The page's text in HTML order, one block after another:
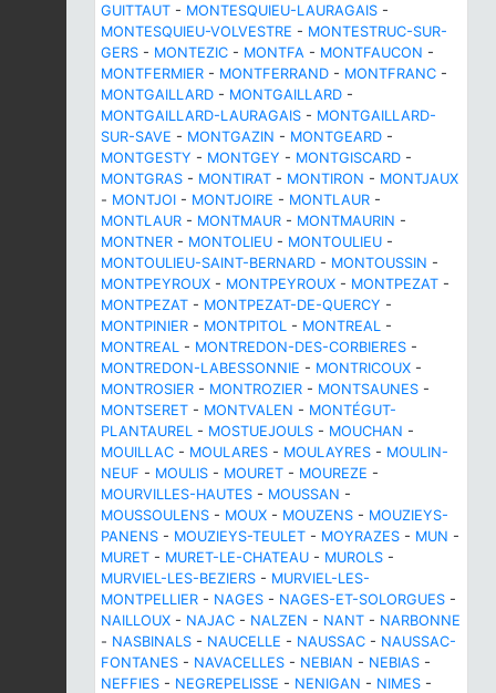
GUITTAUT - MONTESQUIEU-LAURAGAIS -
MONTESQUIEU-VOLVESTRE - MONTESTRUC-SUR-
GERS - MONTEZIC - MONTFA - MONTFAUCON -
MONTFERMIER - MONTFERRAND - MONTFRANC -
MONTGAILLARD - MONTGAILLARD -
MONTGAILLARD-LAURAGAIS - MONTGAILLARD-
SUR-SAVE - MONTGAZIN - MONTGEARD -
MONTGESTY - MONTGEY - MONTGISCARD -
MONTGRAS - MONTIRAT - MONTIRON - MONTJAUX
- MONTJOI - MONTJOIRE - MONTLAUR -
MONTLAUR - MONTMAUR - MONTMAURIN -
MONTNER - MONTOLIEU - MONTOULIEU -
MONTOULIEU-SAINT-BERNARD - MONTOUSSIN -
MONTPEYROUX - MONTPEYROUX - MONTPEZAT -
MONTPEZAT - MONTPEZAT-DE-QUERCY -
MONTPINIER - MONTPITOL - MONTREAL -
MONTREAL - MONTREDON-DES-CORBIERES -
MONTREDON-LABESSONNIE - MONTRICOUX -
MONTROSIER - MONTROZIER - MONTSAUNES -
MONTSERET - MONTVALEN - MONTÉGUT-
PLANTAUREL - MOSTUEJOULS - MOUCHAN -
MOUILLAC - MOULARES - MOULAYRES - MOULIN-
NEUF - MOULIS - MOURET - MOUREZE -
MOURVILLES-HAUTES - MOUSSAN -
MOUSSOULENS - MOUX - MOUZENS - MOUZIEYS-
PANENS - MOUZIEYS-TEULET - MOYRAZES - MUN -
MURET - MURET-LE-CHATEAU - MUROLS -
MURVIEL-LES-BEZIERS - MURVIEL-LES-
MONTPELLIER - NAGES - NAGES-ET-SOLORGUES -
NAILLOUX - NAJAC - NALZEN - NANT - NARBONNE
- NASBINALS - NAUCELLE - NAUSSAC - NAUSSAC-
FONTANES - NAVACELLES - NEBIAN - NEBIAS -
NEFFIES - NEGREPELISSE - NENIGAN - NIMES -